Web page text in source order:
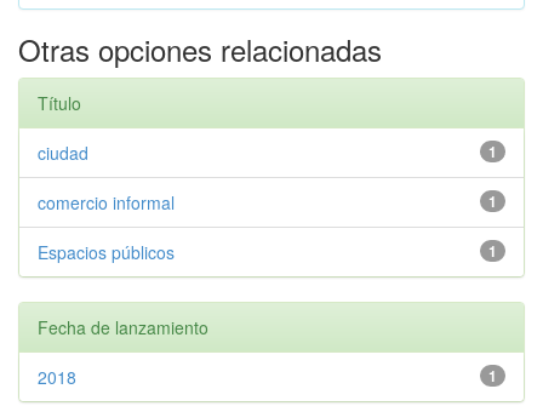
Otras opciones relacionadas
Título
1
ciudad
1
comercio informal
1
Espacios públicos
Fecha de lanzamiento
1
2018